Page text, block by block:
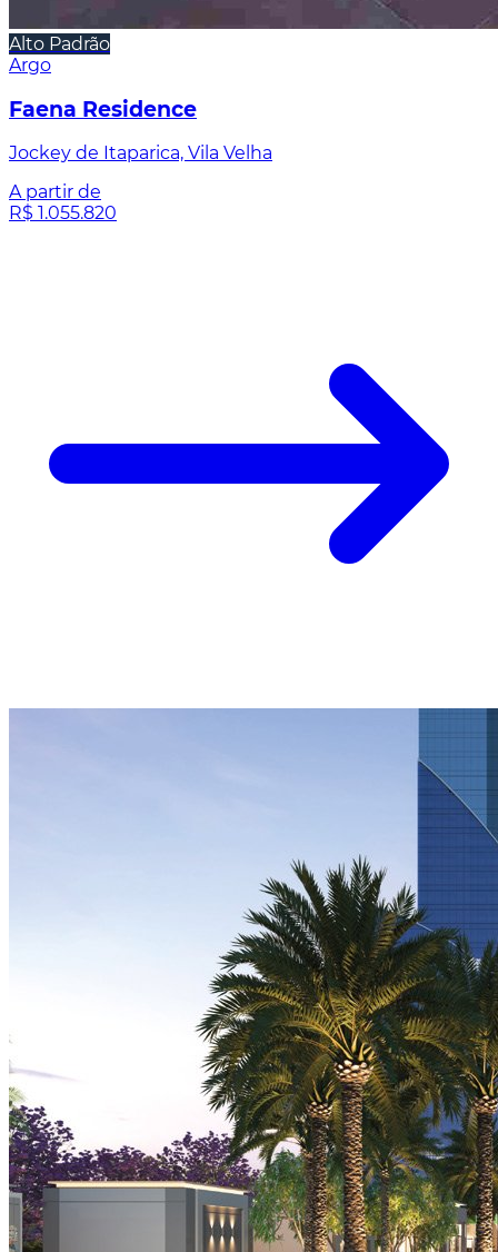
Alto Padrão
Argo
Faena Residence
Jockey de Itaparica, Vila Velha
A partir de
R$ 1.055.820